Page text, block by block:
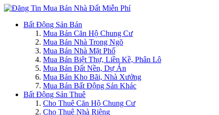
Bất Động Sản Bán
Mua Bán Căn Hộ Chung Cư
Mua Bán Nhà Trong Ngõ
Mua Bán Nhà Mặt Phố
Mua Bán Biệt Thự, Liền Kề, Phân Lô
Mua Bán Đất Nền, Dự Án
Mua Bán Kho Bãi, Nhà Xưởng
Mua Bán Bất Động Sản Khác
Bất Động Sản Thuê
Cho Thuê Căn Hộ Chung Cư
Cho Thuê Nhà Riêng